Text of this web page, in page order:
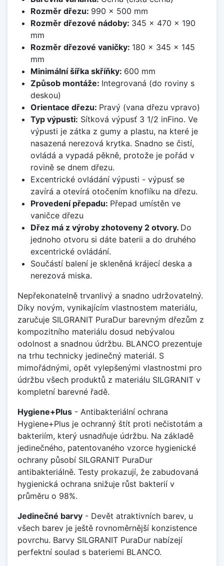
Rozměr dřezu: 990 x 500 mm
Rozměr dřezové nádoby: 345 x 470 x 190
mm
Rozměr dřezové vaničky: 180 x 345 x 145
mm
Minimální šířka skříňky: 600 mm
Způsob montáže: Integrovaná (do roviny s
deskou)
Orientace dřezu: Pravý (vana dřezu vpravo)
Typ výpusti: Sítková výpusť 3 1/2 inFino. Ve
výpusti je zátka z gumy a plastu, na které je
nasazená nerezová krytka. Snadno se čistí,
ovládá a vypadá pěkně, protože je pořád v
rovině se dnem dřezu.
Excentrické ovládání výpusti - výpusť se
zavírá a otevírá otočením knoflíku na dřezu.
Provedení přepadu: Přepad umístěn ve
vaničce dřezu
Dřez má z výroby zhotoveny 2 otvory. Do
jednoho otvoru si dáte baterii a do druhého
excentrické ovládání.
Součástí balení je skleněná krájecí deska a
nerezová miska.
Nepřekonatelně trvanlivý a snadno udržovatelný.
Díky novým, vynikajícím vlastnostem materiálu,
zaručuje SILGRANIT PuraDur barevným dřezům z
kompozitního materiálu dosud nebývalou
odolnost a snadnou údržbu. BLANCO prezentuje
na trhu technicky jedinečný materiál. S
mimořádnými, opět vylepšenými vlastnostmi pro
údržbu všech produktů z materiálu SILGRANIT v
kompletní barevné řadě.
Hygiene+Plus - Antibakteriální ochrana
Hygiene+Plus je ochranný štít proti nečistotám a
bakteriím, který usnadňuje údržbu. Na základě
jedinečného, patentovaného vzorce hygienické
ochrany působí SILGRANIT PuraDur
antibakteriálně. Testy prokazují, že zabudovaná
hygienická ochrana snižuje růst bakterií v
průměru o 98%.
Jedinečné barvy - Devět atraktivních barev, u
všech barev je ještě rovnoměrnější konzistence
povrchu. Barvy SILGRANIT PuraDur nabízejí
perfektní soulad s bateriemi BLANCO.